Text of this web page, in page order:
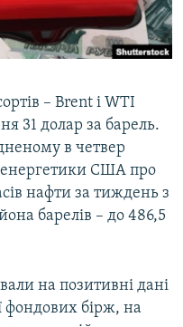
– Brent і WTI
31 долар за барель.
в четвер
енергетики США про
нафти за тиждень з
барелів – до 486,5
на позитивні дані
фондових бірж, на